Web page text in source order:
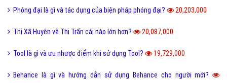
Phóng đại là gì và tác dụng của biện pháp phóng đại? 20,203,000
Thị Xã Huyện và Thị Trấn cái nào lớn hơn? 20,087,000
Tool là gì và ưu nhược điểm khi sử dụng Tool? 19,729,000
Behance là gì và hướng dẫn sử dụng Behance cho người mới?